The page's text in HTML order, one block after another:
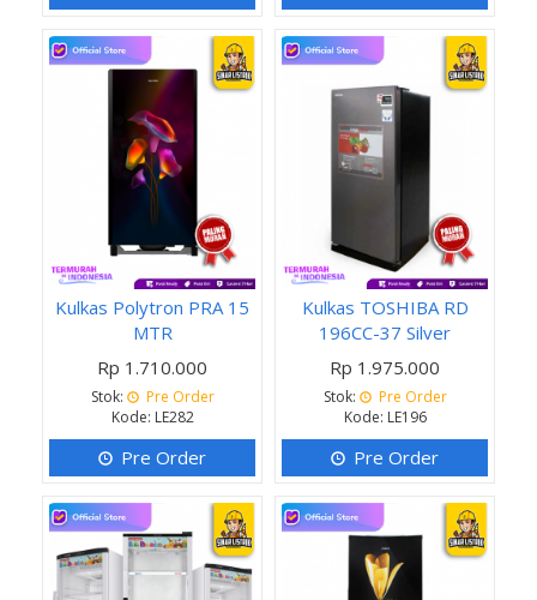
Kulkas Polytron PRA 15
MTR
Rp 1.710.000
Stok:
Pre Order
Kode: LE282
Pre Order
Kulkas TOSHIBA RD
196CC-37 Silver
Rp 1.975.000
Stok:
Pre Order
Kode: LE196
Pre Order